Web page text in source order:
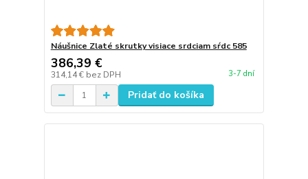
Náušnice Zlaté skrutky visiace srdciam sŕdc 585
386,39 €
314,14 € bez DPH 3-7 dní
Pridať do košíka